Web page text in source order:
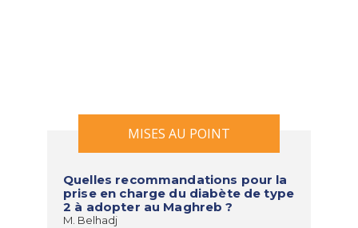
MISES AU POINT
Quelles recommandations pour la
prise en charge du diabète de type
2 à adopter au Maghreb ?
M. Belhadj